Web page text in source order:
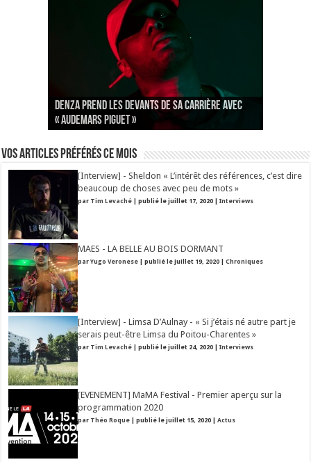
Denza prend les devants de sa carrière avec
« Audemars Piguet »
Les Ardentes 2020 : une série pleine de
rebondissements
[EVENEMENTS] Paris Hip Hop Winter va réveiller
votre hiver !
Vos articles préférés ce mois
[Interview] - Sheldon « L’intérêt des références, c’est dire
beaucoup de choses avec peu de mots »
par Tim Levaché |publié le juillet 17, 2020 |Interviews
MAES - LA BELLE AU BOIS DORMANT
parYugo Veronese |publié le juillet 19, 2020 |Chroniques
[Interview] - Limsa D’Aulnay - « Si j’étais né autre part je
serais peut-être Limsa du Poitou-Charentes »
par Tim Levaché |publié le juillet 24, 2020 |Interviews
[EVENEMENT] MaMA Festival - Premier aperçu sur la
programmation 2020
par Théo Roque |publié le juillet 15, 2020 |Actus